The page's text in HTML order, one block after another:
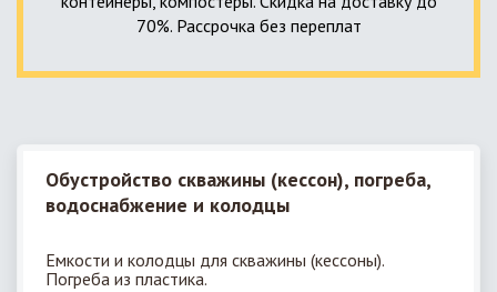
70%. Рассрочка без переплат
Обустройство скважины (кессон), погреба,
водоснабжение и колодцы
Емкости и колодцы для скважины (кессоны).
Погреба из пластика.